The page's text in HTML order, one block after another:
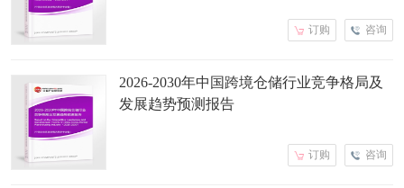
咨询
订购
2026-2030年中国跨境仓储行业竞争格局及
发展趋势预测报告
咨询
订购